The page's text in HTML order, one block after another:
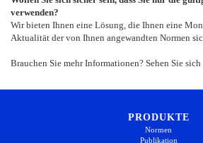
verwenden?
Wir bieten Ihnen eine Lösung, die Ihnen eine
Aktualität der von Ihnen angewandten Normen
Brauchen Sie mehr Informationen? Sehen Sie sich
PRODUKTE
Normen
Publikation